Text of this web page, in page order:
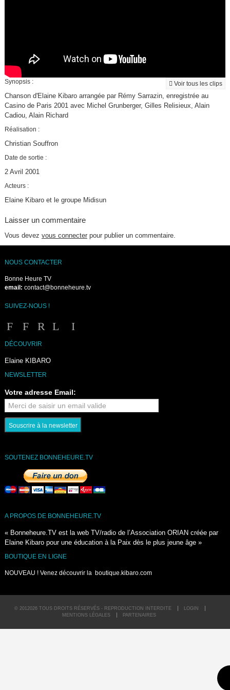
Voir tous les clips
Synopsis :
Chanson d'Elaine Kibaro arrangée par Rémy Sarrazin, enregistrée au
Casino de Paris 2001 avec Michel Grunberger, Gilles Relisieux, Alain
Cadiou, Alain Richard
Réalisation :
Christian Souffron
Date de sortie :
2 Avril 2001
Acteurs :
Elaine Kibaro et le groupe Midisun
Laisser un commentaire
Vous devez vous connecterpour publier un commentaire.
NOUS CONTACTER
Bonne Heure TV
email: contact@bonneheure.tv
SUIVEZ-NOUS !
DÉCOUVRIR
Elaine KIBARO
NEWSLETTER
Votre adresse Email:
SOUTENEZ BONNEHEURE.TV
A PROPOS DE BONNEHEURE.TV
« Bonneheure.TV est la web TV/radio de l’Association ORIAN créée par
Elaine Kibaro pour une éducation à la Paix dès le plus jeune âge »
BOUTIQUE EN LIGNE
NOUVEAU ! Venez découvrir la boutique.kibaro.com
© 2012026 TOUS DROITS RÉSERVÉS - REPRODUCTION INTERDITE
LOGIN
MENTIONS LÉGALES
PARTENAIRES